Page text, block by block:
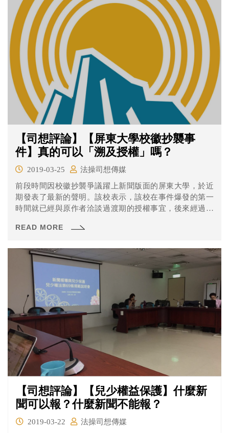
【司想評論】【屏東大學校徽抄襲事
件】真的可以「溯及授權」嗎？
2019-03-25
法操司想傳媒
前段時間因校徽抄襲爭議躍上新聞版面的屏東大學，於近
期發表了最新的聲明。該校表示，該校在事件爆發的第一
時間就已經與原作者洽談過渡期的授權事宜，後來經過校
徽，且已經取得了原作者的授權並溯及至開始使用該校徽
示：「未來將朝讓本次事件之負面示範，翻轉為正面意義
之新教育里程碑；讓大武驕陽撥去烏雲、再現燦爛，更添
百年樹人與積極正面的教育價值。」
READ MORE
【司想評論】【兒少權益保護】什麼新
聞可以報？什麼新聞不能報？
2019-03-22
法操司想傳媒